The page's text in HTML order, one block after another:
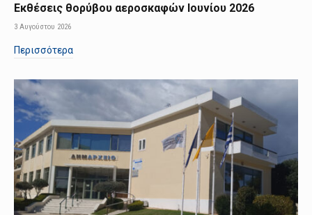
Εκθέσεις θορύβου αεροσκαφών Ιουνίου 2026
3 Αυγούστου 2026
Περισσότερα